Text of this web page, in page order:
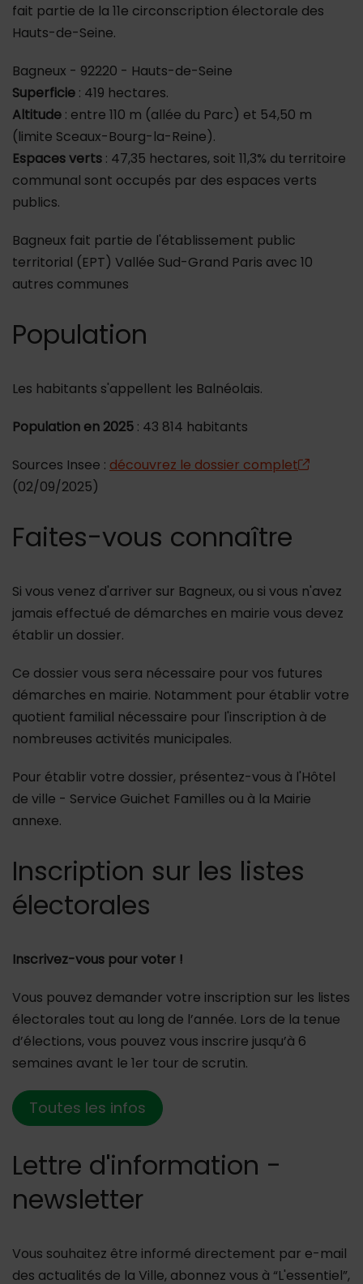
fait partie de la 11e circonscription électorale des
Hauts-de-Seine.
Bagneux - 92220 - Hauts-de-Seine
Superficie : 419 hectares.
Altitude : entre 110 m (allée du Parc) et 54,50 m
(limite Sceaux-Bourg-la-Reine).
Espaces verts : 47,35 hectares, soit 11,3% du territoire
communal sont occupés par des espaces verts
publics.
Bagneux fait partie de l'établissement public
territorial (EPT) Vallée Sud-Grand Paris avec 10
autres communes
Population
Les habitants s'appellent les Balnéolais.
Population en 2025 : 43 814 habitants
Sources Insee : découvrez le dossier complet
(02/09/2025)
Faites-vous connaître
Si vous venez d'arriver sur Bagneux, ou si vous n'avez
jamais effectué de démarches en mairie vous devez
établir un dossier.
Ce dossier vous sera nécessaire pour vos futures
démarches en mairie. Notamment pour établir votre
quotient familial nécessaire pour l'inscription à de
nombreuses activités municipales.
Pour établir votre dossier, présentez-vous à l'Hôtel
de ville - Service Guichet Familles ou à la Mairie
annexe.
Inscription sur les listes
électorales
Inscrivez-vous pour voter !
Vous pouvez demander votre inscription sur les listes
électorales tout au long de l’année. Lors de la tenue
d’élections, vous pouvez vous inscrire jusqu’à 6
semaines avant le 1er tour de scrutin.
Toutes les infos
Lettre d'information -
newsletter
Vous souhaitez être informé directement par e-mail
des actualités de la Ville, abonnez vous à “L'essentiel”,